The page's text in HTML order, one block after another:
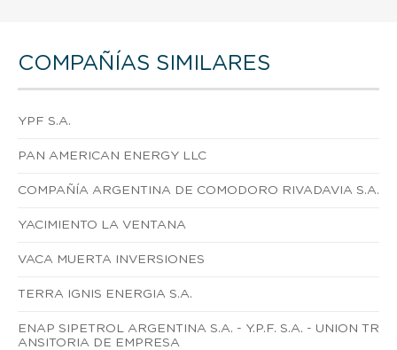
COMPAÑÍAS SIMILARES
YPF S.A.
PAN AMERICAN ENERGY LLC
COMPAÑÍA ARGENTINA DE COMODORO RIVADAVIA S.A.
YACIMIENTO LA VENTANA
VACA MUERTA INVERSIONES
TERRA IGNIS ENERGIA S.A.
ENAP SIPETROL ARGENTINA S.A. - Y.P.F. S.A. - UNION TR
ANSITORIA DE EMPRESA